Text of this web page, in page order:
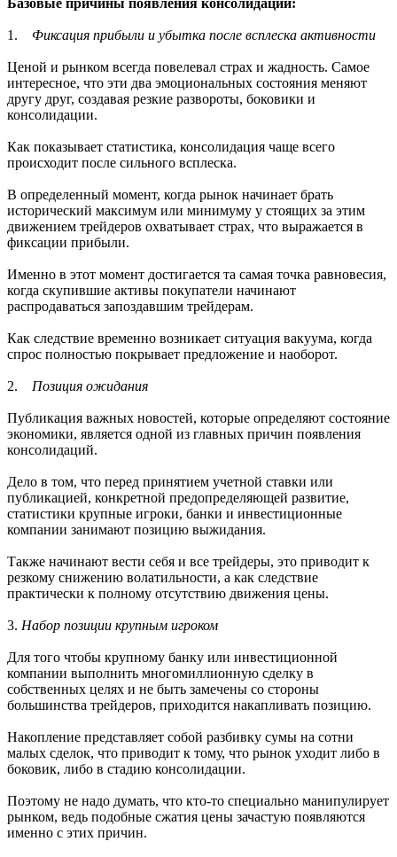
Базовые причины появления консолидации:
1. Фиксация прибыли и убытка после всплеска активности
Ценой и рынком всегда повелевал страх и жадность. Самое
интересное, что эти два эмоциональных состояния меняют
другу друг, создавая резкие развороты, боковики и
консолидации.
Как показывает статистика, консолидация чаще всего
происходит после сильного всплеска.
В определенный момент, когда рынок начинает брать
исторический максимум или минимуму у стоящих за этим
движением трейдеров охватывает страх, что выражается в
фиксации прибыли.
Именно в этот момент достигается та самая точка равновесия,
когда скупившие активы покупатели начинают
распродаваться запоздавшим трейдерам.
Как следствие временно возникает ситуация вакуума, когда
спрос полностью покрывает предложение и наоборот.
2. Позиция ожидания
Публикация важных новостей, которые определяют состояние
экономики, является одной из главных причин появления
консолидаций.
Дело в том, что перед принятием учетной ставки или
публикацией, конкретной предопределяющей развитие,
статистики крупные игроки, банки и инвестиционные
компании занимают позицию выжидания.
Также начинают вести себя и все трейдеры, это приводит к
резкому снижению волатильности, а как следствие
практически к полному отсутствию движения цены.
3. Набор позиции крупным игроком
Для того чтобы крупному банку или инвестиционной
компании выполнить многомиллионную сделку в
собственных целях и не быть замечены со стороны
большинства трейдеров, приходится накапливать позицию.
Накопление представляет собой разбивку сумы на сотни
малых сделок, что приводит к тому, что рынок уходит либо в
боковик, либо в стадию консолидации.
Поэтому не надо думать, что кто-то специально манипулирует
рынком, ведь подобные сжатия цены зачастую появляются
именно с этих причин.